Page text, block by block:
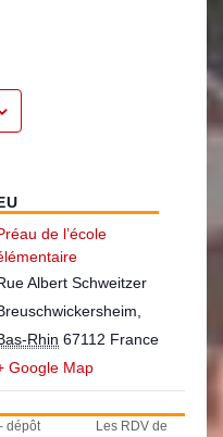
de l’école
Albert Schweitzer
Rhin 67112 France
Google Map
dépôt
Les RDV de